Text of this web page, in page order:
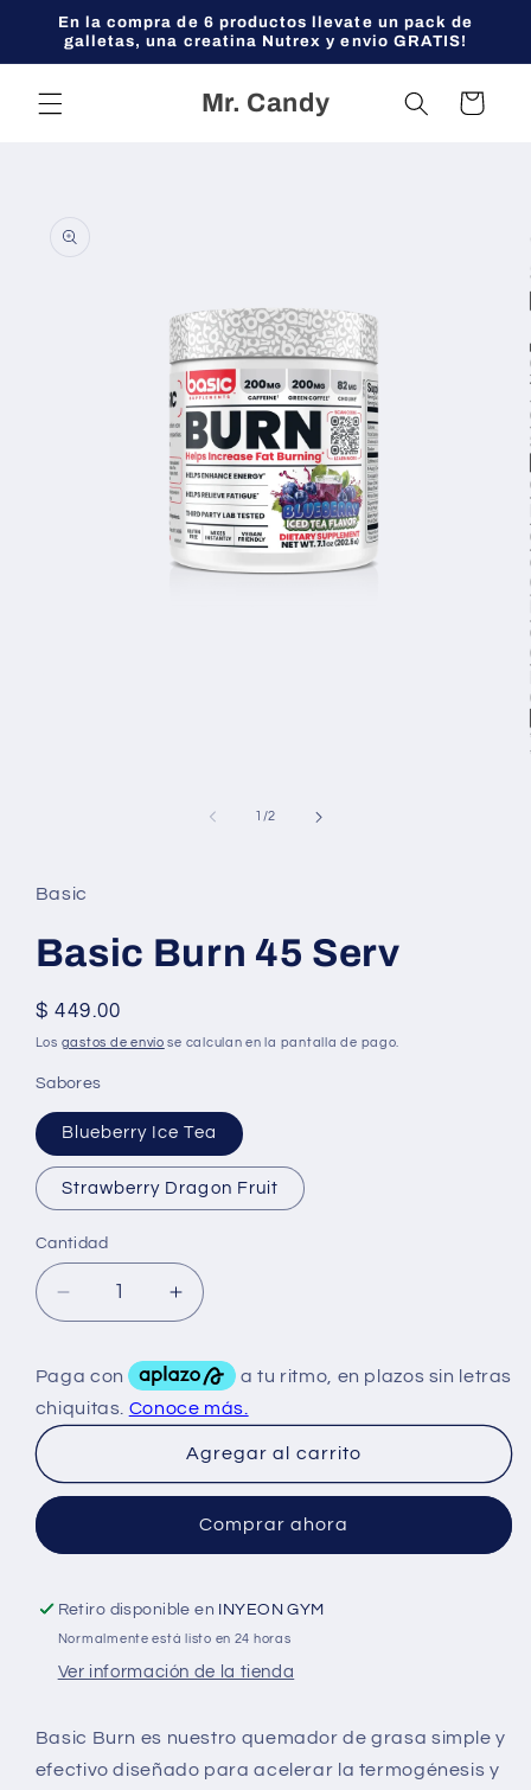
directamente
al contenido
En la compra de 6 productos llevate un pack de
galletas, una creatina Nutrex y envio GRATIS!
Mr. Candy Carrito
información
1 /de
2
Basic
Basic Burn 45 Serv
Precio
habitual
$ 449.00
Los gastos de envío se calculan en la pantalla de pago.
Sabores
Blueberry Ice Tea
Strawberry Dragon Fruit
Cantidad
Reducir
cantidad
Basic
Burn
45
Aumentar
cantidad
para
Basic
Burn
45
Serv
Agregar al carrito
Comprar ahora
Retiro disponible en INYEON GYM
Normalmente está listo en 24 horas
Ver información de la tienda
Basic Burn es nuestro quemador de grasa simple y
efectivo diseñado para acelerar la termogénesis y